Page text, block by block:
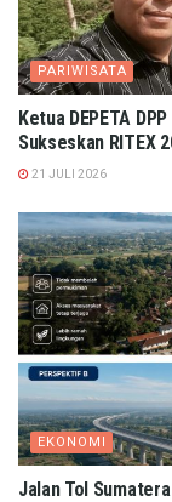
PARIWISATA
Ketua DEPETA
Sukseskan RITEX
21 JULI 2026
EKONOMI
Jalan Tol